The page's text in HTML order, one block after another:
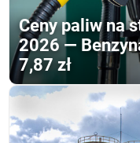
Ceny paliw na
2026 —
7,87 zł